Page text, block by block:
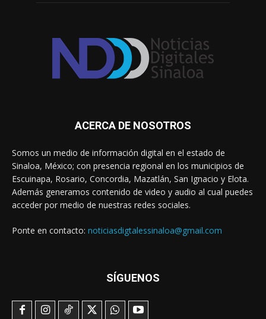
ACERCA DE NOSOTROS
Somos un medio de información digital en el estado de
Sinaloa, México; con presencia regional en los municipios de
Escuinapa, Rosario, Concordia, Mazatlán, San Ignacio y Elota.
Además generamos contenido de video y audio al cual puedes
acceder por medio de nuestras redes sociales.
Ponte en contacto: noticiasdigtalessinaloa@gmail.com
SÍGUENOS